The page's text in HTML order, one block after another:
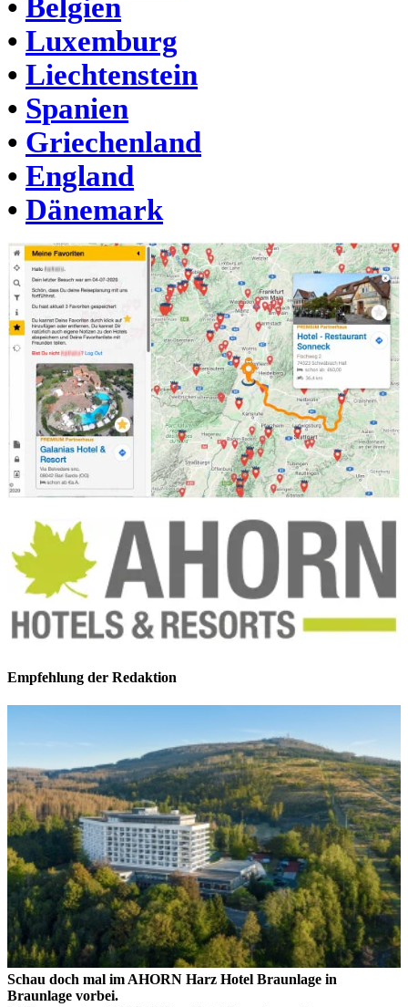
• Belgien
• Luxemburg
• Liechtenstein
• Spanien
• Griechenland
• England
• Dänemark
Empfehlung der Redaktion
Schau doch mal im AHORN Harz Hotel Braunlage in
Braunlage vorbei.